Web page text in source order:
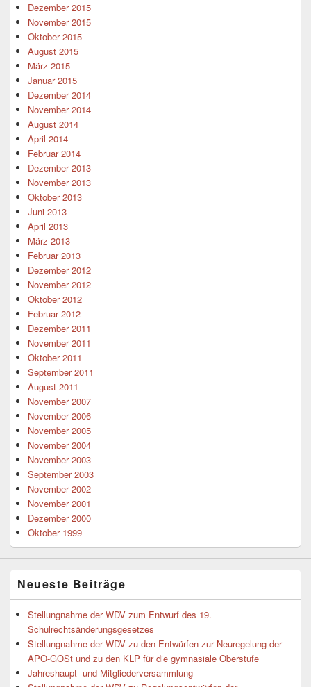
Dezember 2015
November 2015
Oktober 2015
August 2015
März 2015
Januar 2015
Dezember 2014
November 2014
August 2014
April 2014
Februar 2014
Dezember 2013
November 2013
Oktober 2013
Juni 2013
April 2013
März 2013
Februar 2013
Dezember 2012
November 2012
Oktober 2012
Februar 2012
Dezember 2011
November 2011
Oktober 2011
September 2011
August 2011
November 2007
November 2006
November 2005
November 2004
November 2003
September 2003
November 2002
November 2001
Dezember 2000
Oktober 1999
Neueste Beiträge
Stellungnahme der WDV zum Entwurf des 19.
Schulrechtsänderungsgesetzes
Stellungnahme der WDV zu den Entwürfen zur Neuregelung der
APO-GOSt und zu den KLP für die gymnasiale Oberstufe
Jahreshaupt- und Mitgliederversammlung